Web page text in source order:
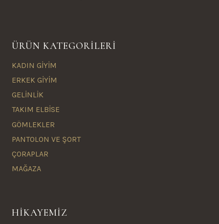
ÜRÜN KATEGORİLERİ
KADIN GİYİM
ERKEK GİYİM
GELİNLİK
TAKIM ELBİSE
GÖMLEKLER
PANTOLON VE ŞORT
ÇORAPLAR
MAĞAZA
HİKAYEMİZ